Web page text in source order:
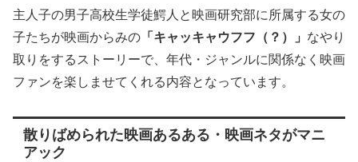
主人子の男子高校生学徒鰐人と映画研究部に所属する女の
子たちが映画からみの 「キャッキャウフフ（？）」 なやり
取りをするストーリーで、年代・ジャンルに関係なく映画
ファンを楽しませてくれる内容となっています。
散りばめられた映画あるある・映画ネタがマニ
アック